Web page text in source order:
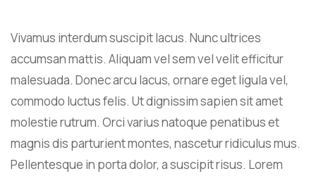
Vivamus interdum suscipit lacus. Nunc ultrices
accumsan mattis. Aliquam vel sem vel velit efficitur
malesuada. Donec arcu lacus, ornare eget ligula vel,
commodo luctus felis. Ut dignissim sapien sit amet
molestie rutrum. Orci varius natoque penatibus et
magnis dis parturient montes, nascetur ridiculus mus.
Pellentesque in porta dolor, a suscipit risus. Lorem